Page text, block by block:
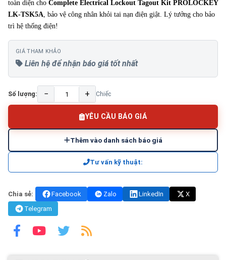
toàn diện cho Complete Electrical Lockout Tagout Kit PROLOCKEY
LK-TSK5A, bảo vệ công nhân khỏi tai nạn điện giật. Lý tưởng cho bảo
trì hệ thống điện!
GIÁ THAM KHẢO
Liên hệ để nhận báo giá tốt nhất
Số lượng: − + Chiếc
YÊU CẦU BÁO GIÁ
Thêm vào danh sách báo giá
Tư vấn kỹ thuật:
Chia sẻ: Facebook Zalo LinkedIn
X
Telegram